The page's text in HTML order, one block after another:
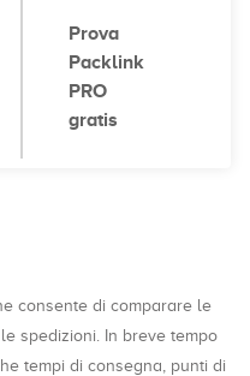
Prova
Packlink
PRO
gratis
consente di comparare le
spedizioni. In breve tempo
tempi di consegna, punti di